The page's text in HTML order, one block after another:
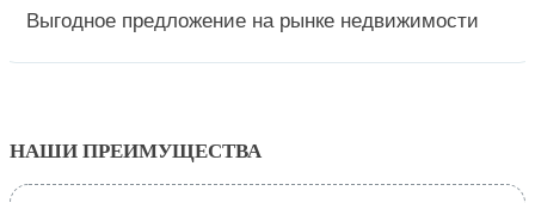
Выгодное предложение на рынке недвижимости
НАШИ ПРЕИМУЩЕСТВА